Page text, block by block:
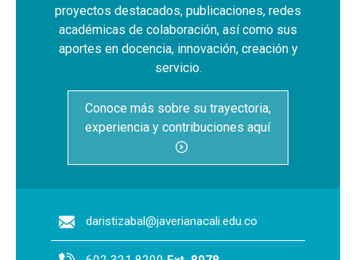
proyectos destacados, publicaciones, redes
académicas de colaboración, así como sus
aportes en docencia, innovación, creación y
servicio.
Conoce más sobre su trayectoria,
experiencia y contribuciones aquí
daristizabal@javerianacali.edu.co